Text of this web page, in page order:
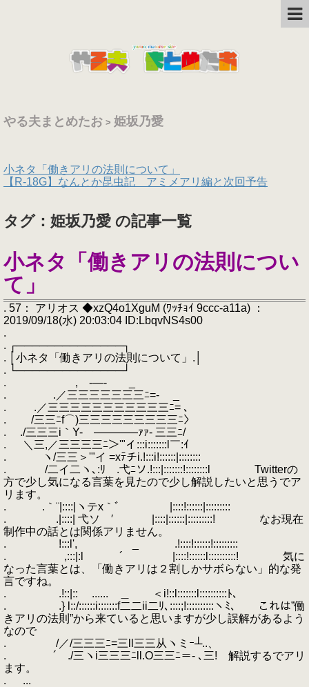
やる夫まとめたお > 姫坂乃愛
小ネタ「働きアリの法則について」
【R-18G】なんとか昆虫記 アミメアリ編と次回予告
タグ：姫坂乃愛 の記事一覧
小ネタ「働きアリの法則につい
て」
. 57： アリオス ◆xzQ4o1XguM (ﾜｯﾁｮｲ 9ccc-a11a) ：
2019/09/18(水) 20:03:04 ID:LbqvNS4s00
.
. ┌──────────────┐
. │小ネタ「働きアリの法則について」.│
. └──────────────┘
. , -―- _
. .／三三三三三三三ﾆ=- _
. .／三三三三三三三三三三三ﾆ= 、
. /三三ﾆf⌒)三三三三三三三三三ﾆ〉
. ./三三三i｀Y- ――――ｧｧ- 三三ﾆ/
. ＼三,／三三三三ﾆ＞'"イ:::i:::::::l￣:ｲ
. ヽ/三三＞'"イ =xﾃチi.!:::i!::::::|::::::::
. /二イ二ヽ､:ﾘ .弋ﾆソ.!:::|:::::::!::::::::l Twitterの
方で少し気になる言葉を見たので少し解説したいと思うでア
リます。
. .｀¨|::::|ヽテx｀ﾞ ￣ |::::!::::::|:::::::::
. .|::::| 弋ソ ′ |::::|::::::|:::::::::! なお現在
制作中の話とは関係アリません。
. !:::l', _ .!::::!::::::!:::::::::
. ,:::|:l ´ |::::!::::::l::::::::::! 気に
なった言葉とは、「働きアリは２割しかサボらない」的な発
言ですね。
. .!::|::ゝ ...... ＿ ＜i!::l:::::::l::::::::::ﾄ、
. .} l::/::::::i:::::::f二二ii二ﾘ､::::;!::::::::::ヽﾐ､ これは”働
きアリの法則”から来ていると思いますが少し誤解があるよう
なので
. /／/三三三ﾆ=三ll三三从ヽミｰ┴..、
. ´ ./三ヽi三三三ﾆll.O三三ﾆ＝- ､三! 解説するでアリ
ます。
. ...